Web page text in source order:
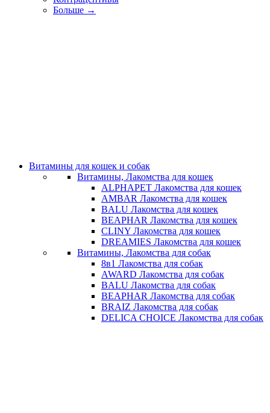
Больше →
Витамины для кошек и собак
Витамины, Лакомства для кошек
ALPHAPET Лакомства для кошек
AMBAR Лакомства для кошек
BALU Лакомства для кошек
BEAPHAR Лакомства для кошек
CLINY Лакомства для кошек
DREAMIES Лакомства для кошек
Витамины, Лакомства для собак
8в1 Лакомства для собак
AWARD Лакомства для собак
BALU Лакомства для собак
BEAPHAR Лакомства для собак
BRAIZ Лакомства для собак
DELICA CHOICE Лакомства для собак